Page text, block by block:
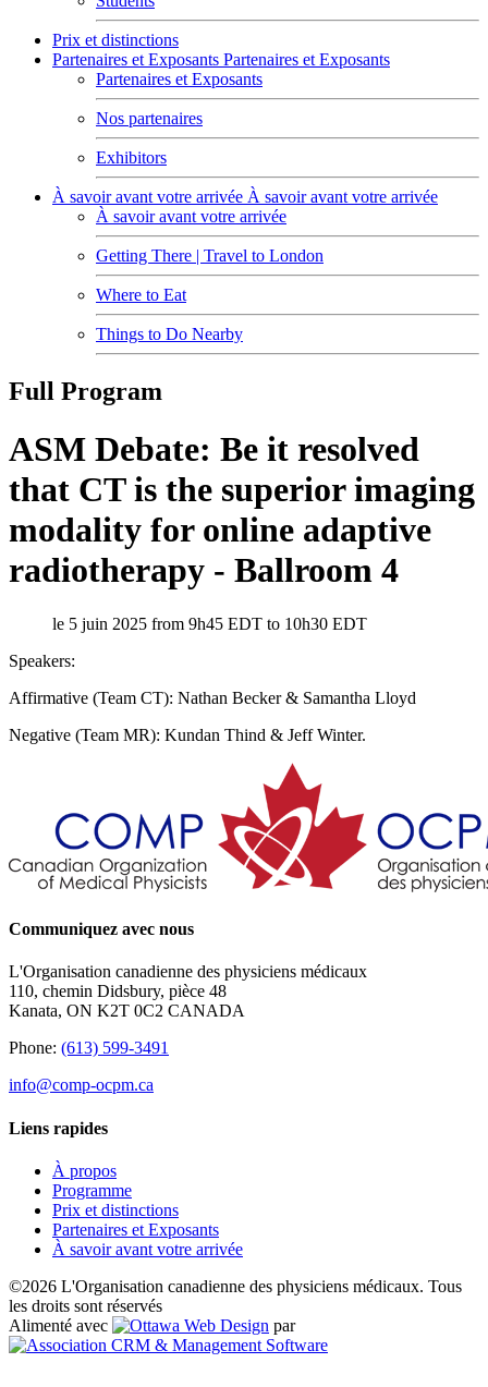
Prix et distinctions
Partenaires et Exposants Partenaires et Exposants
Partenaires et Exposants
Nos partenaires
Exhibitors
À savoir avant votre arrivée À savoir avant votre arrivée
À savoir avant votre arrivée
Getting There | Travel to London
Where to Eat
Things to Do Nearby
Full Program
ASM Debate: Be it resolved
that CT is the superior imaging
modality for online adaptive
radiotherapy - Ballroom 4
le 5 juin 2025 from 9h45 EDT to 10h30 EDT
Speakers:
Affirmative (Team CT): Nathan Becker & Samantha Lloyd
Negative (Team MR): Kundan Thind & Jeff Winter.
Communiquez avec nous
L'Organisation canadienne des physiciens médicaux
110, chemin Didsbury, pièce 48
Kanata, ON K2T 0C2 CANADA
Phone: (613) 599-3491
info@comp-ocpm.ca
Liens rapides
À propos
Programme
Prix et distinctions
Partenaires et Exposants
À savoir avant votre arrivée
©2026 L'Organisation canadienne des physiciens médicaux. Tous
les droits sont réservés
Alimenté avec
par